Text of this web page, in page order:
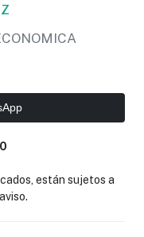
0
están sujetos a